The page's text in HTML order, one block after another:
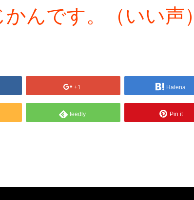
んです。（いい声）
+1 Hatena
feedly Pin it